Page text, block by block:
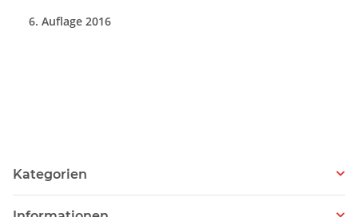
6. Auflage 2016
Kategorien